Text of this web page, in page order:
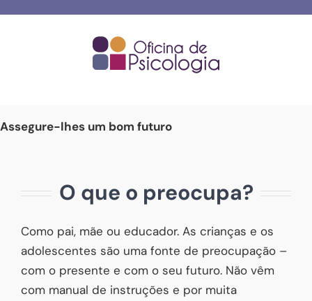
Assegure-lhes um bom futuro
O que o preocupa?
Como pai, mãe ou educador. As crianças e os
adolescentes são uma fonte de preocupação –
com o presente e com o seu futuro. Não vêm
com manual de instruções e por muita